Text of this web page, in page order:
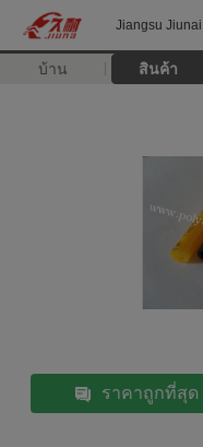
Jiangsu
บ้าน สินค้า
ราคาถูกที่สุด